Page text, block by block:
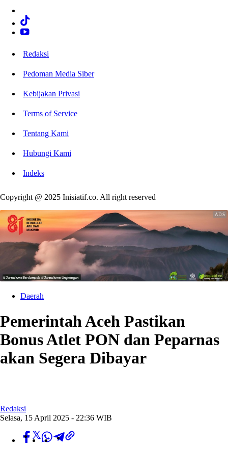
Redaksi
Pedoman Media Siber
Kebijakan Privasi
Terms of Service
Tentang Kami
Hubungi Kami
Indeks
Copyright @ 2025 Inisiatif.co. All right reserved
Daerah
Pemerintah Aceh Pastikan
Bonus Atlet PON dan Peparnas
akan Segera Dibayar
Redaksi
Selasa, 15 April 2025 - 22:36 WIB